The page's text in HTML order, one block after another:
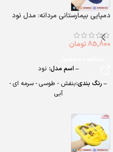
دمپایی بیمارستانی مردانه: مدل نود
85,800تومان
– اسم مدل: نود
– رنگ بندی:بنفش - طوسی - سرمه ای -
آبی
– سایزبندی: